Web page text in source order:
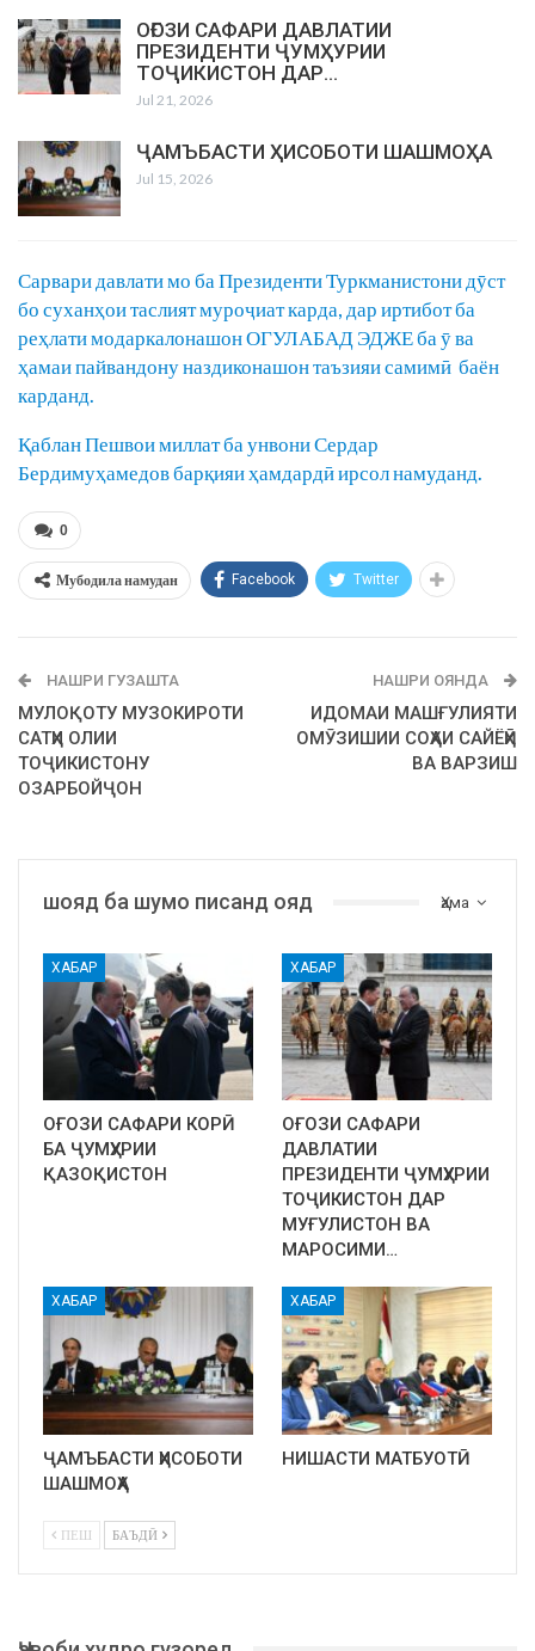
ОҒОЗИ САФАРИ ДАВЛАТИИ
ПРЕЗИДЕНТИ ҶУМҲУРИИ
ТОҶИКИСТОН ДАР…
Jul 21, 2026
ҶАМЪБАСТИ ҲИСОБОТИ ШАШМОҲА
Jul 15, 2026
Сарвари давлати мо ба Президенти Туркманистони дӯст
бо суханҳои таслият муроҷиат карда, дар иртибот ба
реҳлати модаркалонашон ОГУЛАБАД ЭДЖЕ ба ӯ ва
ҳамаи пайвандону наздиконашон таъзияи самимӣ баён
карданд.
Қаблан Пешвои миллат ба унвони Сердар
Бердимуҳамедов барқияи ҳамдардӣ ирсол намуданд.
0
Мубодила намудан Facebook Twitter
НАШРИ ГУЗАШТА
МУЛОҚОТУ МУЗОКИРОТИ
САТҲИ ОЛИИ
ТОҶИКИСТОНУ
ОЗАРБОЙҶОН
НАШРИ ОЯНДА
ИДОМАИ МАШҒУЛИЯТИ
ОМӮЗИШИИ СОҲАИ САЙЁҲӢ
ВА ВАРЗИШ
Ҳама
шояд ба шумо писанд ояд
ХАБАР
ОҒОЗИ САФАРИ КОРӢ
БА ҶУМҲУРИИ
ҚАЗОҚИСТОН
ХАБАР
ОҒОЗИ САФАРИ
ДАВЛАТИИ
ПРЕЗИДЕНТИ ҶУМҲУРИИ
ТОҶИКИСТОН ДАР
МУҒУЛИСТОН ВА
МАРОСИМИ…
ХАБАР
ҶАМЪБАСТИ ҲИСОБОТИ
ШАШМОҲА
ХАБАР
НИШАСТИ МАТБУОТӢ
ПЕШ БАЪДӢ